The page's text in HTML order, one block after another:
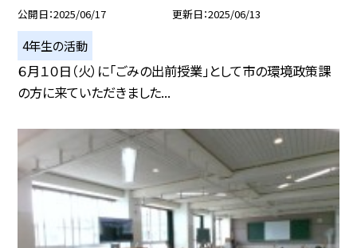
公開日 2025/06/17 更新日 2025/06/13
4年生の活動
６月１０日（火）に「ごみの出前授業」として市の環境政策課
の方に来ていただきました...